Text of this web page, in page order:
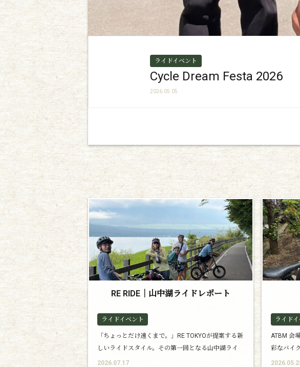
ライドイベント
Cycle Dream Festa 2026
2026.05.05
RE RIDE｜山中湖ライドレポート
ライドイベント
「ちょっとだけ遠くまで。」RE TOKYOが提案する新
しいライドスタイル。その第一回となる山中湖ライ
ドをレポートします。
2026.07.17
ライド
ATBM 会
彩なバイ
てご紹介